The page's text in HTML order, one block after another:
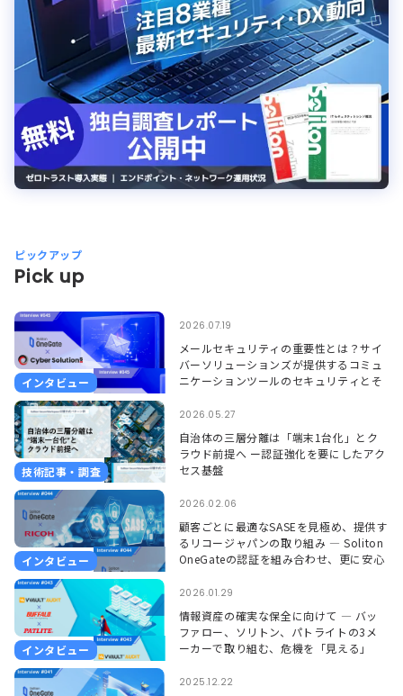
ピックアップ
Pick up
インタビュー
2026.07.19
メールセキュリティの重要性とは？サイ
バーソリューションズが提供するコミュ
ニケーションツールのセキュリティとそ
技術記事・調査
2026.05.27
自治体の三層分離は「端末1台化」とク
ラウド前提へ ー認証強化を要にしたアク
セス基盤
インタビュー
2026.02.06
顧客ごとに最適なSASEを見極め、提供す
るリコージャパンの取り組み ― Soliton
OneGateの認証を組み合わせ、更に安心
インタビュー
2026.01.29
情報資産の確実な保全に向けて ― バッ
ファロー、ソリトン、パトライトの3メ
ーカーで取り組む、危機を「見える」
―
2025.12.22